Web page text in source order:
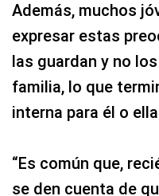
Además, muchos
expresar estas
las guardan y no
familia, lo que
interna para él o
“Es común que,
se den cuenta de